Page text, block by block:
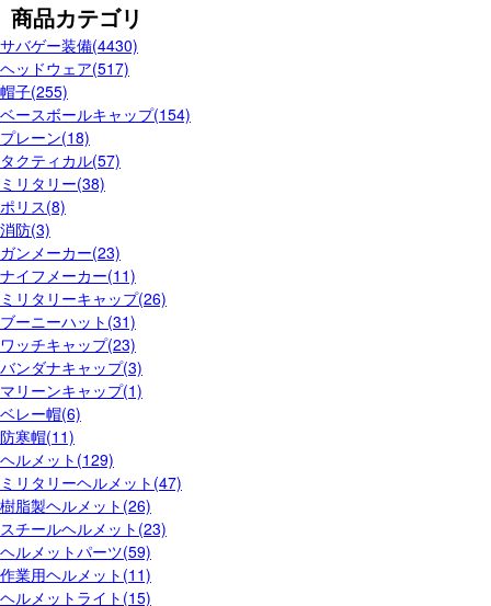
商品カテゴリ
サバゲー装備(4430)
ヘッドウェア(517)
帽子(255)
ベースボールキャップ(154)
プレーン(18)
タクティカル(57)
ミリタリー(38)
ポリス(8)
消防(3)
ガンメーカー(23)
ナイフメーカー(11)
ミリタリーキャップ(26)
ブーニーハット(31)
ワッチキャップ(23)
バンダナキャップ(3)
マリーンキャップ(1)
ベレー帽(6)
防寒帽(11)
ヘルメット(129)
ミリタリーヘルメット(47)
樹脂製ヘルメット(26)
スチールヘルメット(23)
ヘルメットパーツ(59)
作業用ヘルメット(11)
ヘルメットライト(15)